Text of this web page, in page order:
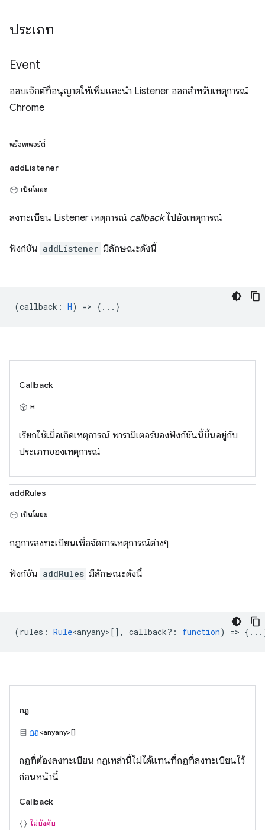
ประเภท
Event
ออบเจ็กต์ที่อนุญาตให้เพิ่มและนำ Listener ออกสำหรับเหตุการณ์
Chrome
พร็อพเพอร์ตี้
addListener
เป็นโมฆะ
ลงทะเบียน Listener เหตุการณ์ callbackไปยังเหตุการณ์
ฟังก์ชัน addListener มีลักษณะดังนี้
(callback : H) => {...}
Callback
H
เรียกใช้เมื่อเกิดเหตุการณ์ พารามิเตอร์ของฟังก์ชันนี้ขึ้นอยู่กับ
ประเภทของเหตุการณ์
addRules
เป็นโมฆะ
กฎการลงทะเบียนเพื่อจัดการเหตุการณ์ต่างๆ
ฟังก์ชัน addRules มีลักษณะดังนี้
(rules : Rule<anyany>[], callback? : function) =>
กฎ
กฎ<anyany>[]
กฎที่ต้องลงทะเบียน กฎเหล่านี้ไม่ได้แทนที่กฎที่ลงทะเบียนไว้
ก่อนหน้านี้
Callback
ไม่บังคับ